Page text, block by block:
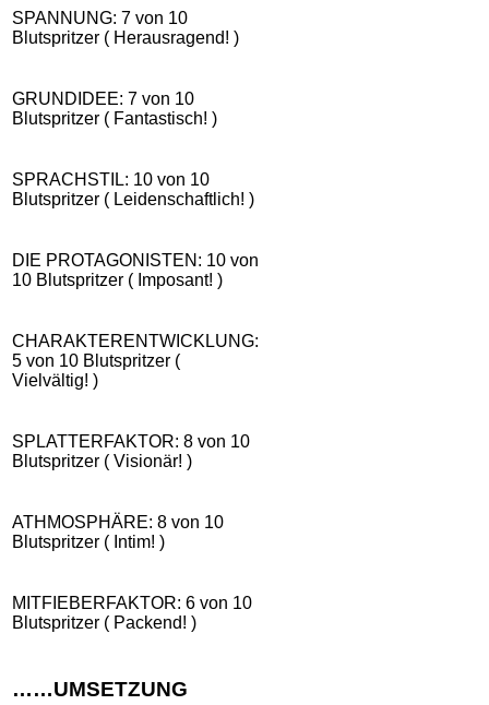
SPANNUNG: 7 von 10
Blutspritzer ( Herausragend! )
GRUNDIDEE: 7 von 10
Blutspritzer ( Fantastisch! )
SPRACHSTIL: 10 von 10
Blutspritzer ( Leidenschaftlich! )
DIE PROTAGONISTEN: 10 von
10 Blutspritzer ( Imposant! )
CHARAKTERENTWICKLUNG:
5 von 10 Blutspritzer (
Vielvältig! )
SPLATTERFAKTOR: 8 von 10
Blutspritzer ( Visionär! )
ATHMOSPHÄRE: 8 von 10
Blutspritzer ( Intim! )
MITFIEBERFAKTOR: 6 von 10
Blutspritzer ( Packend! )
……UMSETZUNG